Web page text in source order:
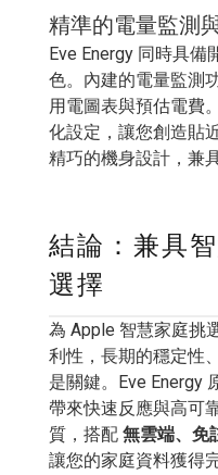
精準的電量監測
Eve Energy 同時具
色。內建的電量監測
用電圖表與預估電費
化設定，讓您創造貼
精巧的機身設計，兼
結論：兼具
選擇
為 Apple 智慧家庭挑
利性，長期的穩定性
是關鍵。Eve Energy
帶來快速反應與高可
質，搭配 無雲端、免
讓您的家庭資料獲得